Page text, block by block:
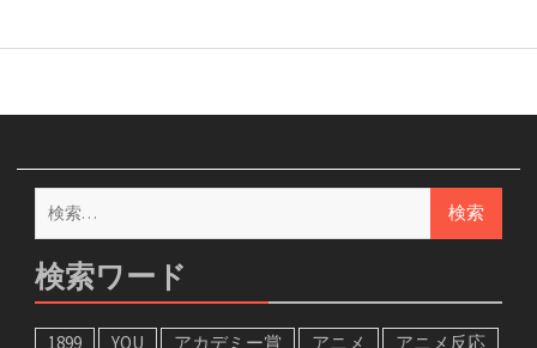
検
索:
検索ワード
1899 YOU アカデミー賞 アニメ
アニメ反応